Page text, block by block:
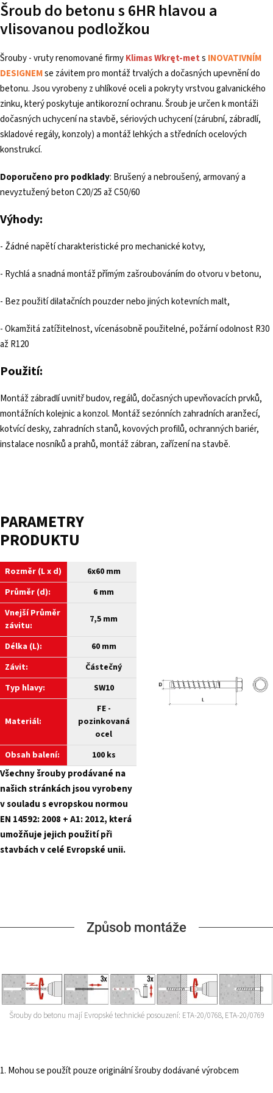
Šroub do betonu s 6HR hlavou a
vlisovanou podložkou
Šrouby - vruty renomované firmyKlimas Wkręt-mets INOVATIVNÍM
DESIGNEMse závitem pro montáž trvalých a dočasných upevnění do
betonu. Jsou vyrobeny z uhlíkové oceli a pokryty vrstvou galvanického
zinku, který poskytuje antikorozní ochranu. Šroub je určen k montáži
dočasných uchycení na stavbě, sériových uchycení (zárubní, zábradlí,
skladové regály, konzoly) a montáž lehkých a středních ocelových
konstrukcí.
Doporučeno pro podklady: Brušený a nebroušený, armovaný a
nevyztužený beton C20/25 až C50/60
Výhody:
- Žádné napětí charakteristické pro mechanické kotvy,
- Rychlá a snadná montáž přímým zašroubováním do otvoru v betonu,
- Bez použití dilatačních pouzder nebo jiných kotevních malt,
- Okamžitá zatížitelnost, vícenásobně použitelné, požární odolnost R30
až R120
Použití:
Montáž zábradlí uvnitř budov, regálů, dočasných upevňovacích prvků,
montážních kolejnic a konzol. Montáž sezónních zahradních aranžecí,
kotvící desky, zahradních stanů, kovových profilů, ochranných bariér,
instalace nosníků a prahů, montáž zábran, zařízení na stavbě.
PARAMETRY
PRODUKTU
Rozměr (L x d)
6x60 mm
Průměr (d):
6 mm
VnejšíPrůměr
závitu:
7,5 mm
Délka (L):
60 mm
Závit:
Částečný
Typ hlavy:
SW10
Materiál:
FE -
pozinkovaná
ocel
Obsah balení:
100 ks
Všechny šrouby prodávané na
našich stránkách jsou vyrobeny
v souladu s evropskou normou
EN 14592: 2008 + A1: 2012, která
umožňuje jejich použití při
stavbách v celé Evropské unii.
Způsob montáže
Šrouby do betonu mají Evropské technické posouzení: ETA-20/0768, ETA-20/0769
1. Mohou se použít pouze originální šrouby dodávané výrobcem